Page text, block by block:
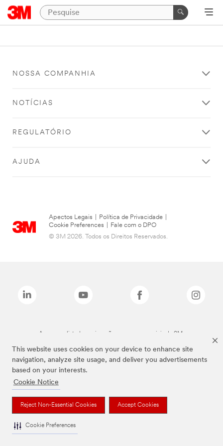
This website uses cookies on your device to enhance site
navigation, analyze site usage, and deliver you advertisements
based on your interests.
Cookie Notice
Reject Non-Essential Cookies Accept Cookies
Cookie Preferences
NOSSA COMPANHIA
NOTÍCIAS
REGULATÓRIO
AJUDA
Apectos Legais Política de Privacidade
Cookie Preferences
Fale com o DPO
© 3M 2026. Todos os Direitos Reservados.
As marcas listadas a cima são marcas comerciais da 3M.